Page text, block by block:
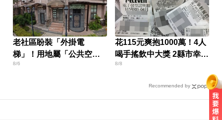
老社區盼裝「外掛電
梯」！用地屬「公共空
間」卡關
8/6
花115元爽抱1000萬！4人
喝手搖飲中大獎 2縣市幸運
兒曝
8/8
Recommended by